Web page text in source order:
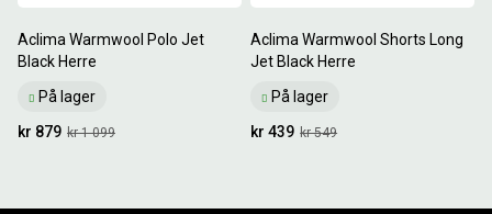
Aclima Warmwool Polo Jet
Black Herre
På lager
kr 1 099
kr 879
Aclima Warmwool Shorts Long
Jet Black Herre
På lager
kr 549
kr 439